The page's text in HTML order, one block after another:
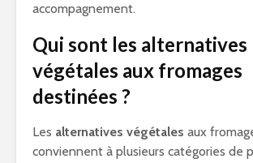
accompagnement.
Qui sont les alternatives
végétales aux fromages
destinées ?
Les alternatives végétales aux
conviennent à plusieurs catégories de